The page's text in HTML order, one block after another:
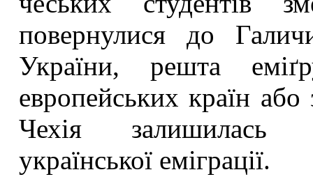
повернулися до
України, решта
европейських країн
Чехія залишилась
української еміграції.